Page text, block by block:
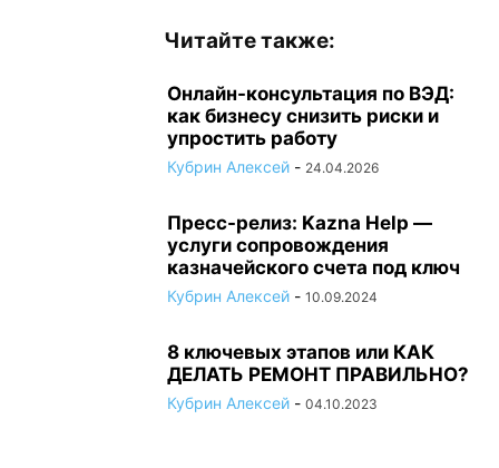
Читайте также:
Онлайн-консультация по ВЭД:
как бизнесу снизить риски и
упростить работу
Кубрин Алексей - 24.04.2026
Пресс-релиз: Kazna Help —
услуги сопровождения
казначейского счета под ключ
Кубрин Алексей - 10.09.2024
8 ключевых этапов или КАК
ДЕЛАТЬ РЕМОНТ ПРАВИЛЬНО?
Кубрин Алексей - 04.10.2023